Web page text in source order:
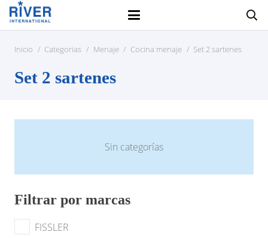
Inicio / Categorias / Menaje / Cocina menaje / Set 2 sartenes
Set 2 sartenes
Sin categorías
Filtrar por marcas
FISSLER